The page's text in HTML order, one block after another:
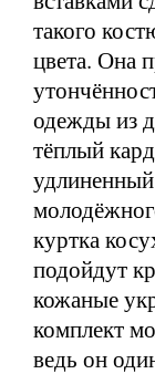
такого
цвета. Она
одежды из
тёплый
куртка
подойдут
кожаные
комплект
ведь он